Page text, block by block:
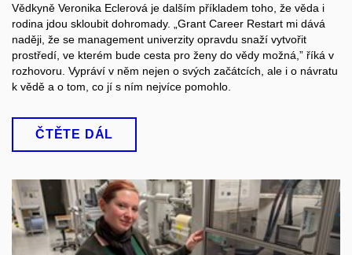
Vědkyně Veronika Eclerová je dalším příkladem toho, že věda i
rodina jdou skloubit dohromady. „Grant Career Restart mi dává
naději, že se management univerzity opravdu snaží vytvořit
prostředí, ve kterém bude cesta pro ženy do vědy možná,” říká v
rozhovoru. Vypráví v něm nejen o svých začátcích, ale i o návratu
k vědě a o tom, co jí s ním nejvíce pomohlo.
ČTĚTE DÁL